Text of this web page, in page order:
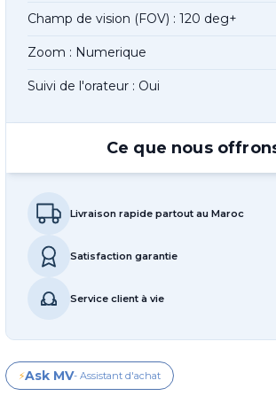
Champ de vision (FOV) : 120 deg+
Zoom : Numerique
Suivi de l'orateur : Oui
Ce que nous
Livraison rapide partout au Maroc
Satisfaction garantie
Service client à vie
⚡Ask MV- Assistant d'achat